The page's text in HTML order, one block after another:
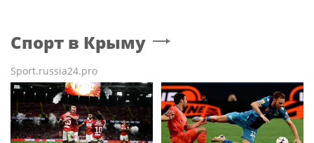
Спорт в Крыму
Sport.russia24.pro